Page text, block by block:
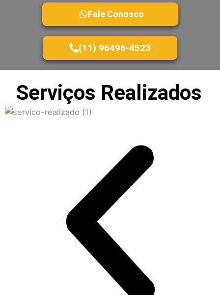
Fale Conosco
(11) 96496-4523
Serviços Realizados